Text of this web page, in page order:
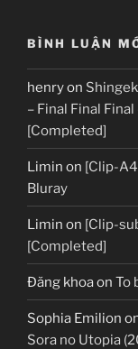
BÌNH LUẬN
henryon
– Final Final
[Completed]
Limin on [Clip-
Bluray
Limin on [Clip-
[Completed]
Đăng khoaon To
Sophia Emilion
Sora no Utopia